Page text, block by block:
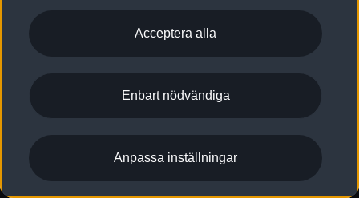
2G/3G nätet stängs ned - Hur påverkas min bil av detta?
Nyhetsbrev
Vårt hållbarhetsarbete
Lediga tjänster huvudkontor
Lediga tjänster hos Audi Återförsäljare
Kommentar till mediauppgifter om dataläcka
Anpassa inställningar för cookies
Visselblåsarkanaler
Acceptera alla
Enbart nödvändiga
Anpassa inställningar